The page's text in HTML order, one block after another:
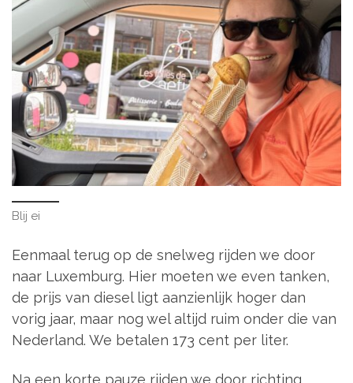
Blij ei
Eenmaal terug op de snelweg rijden we door
naar Luxemburg. Hier moeten we even tanken,
de prijs van diesel ligt aanzienlijk hoger dan
vorig jaar, maar nog wel altijd ruim onder die van
Nederland. We betalen 173 cent per liter.
Na een korte pauze rijden we door richting